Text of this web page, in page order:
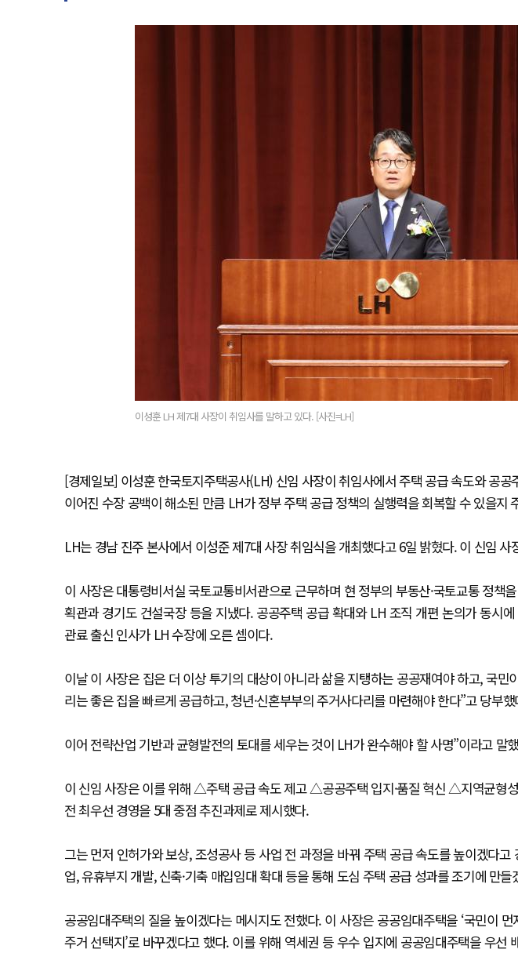
이성훈 LH 제7대 사장이 취임사를 말하고 있다. [사진=LH]
[경제일보] 이성훈 한국토지주택공사(LH) 신임 사장이 취임사에서 주택 공급 속도와 공
이어진 수장 공백이 해소된 만큼 LH가 정부 주택 공급 정책의 실행력을 회복할 수 있을지
LH는 경남 진주 본사에서 이성준 제7대 사장 취임식을 개최했다고 6일 밝혔다. 이 신임 사
이 사장은 대통령비서실 국토교통비서관으로 근무하며 현 정부의 부동산·국토교통 정책
획관과 경기도 건설국장 등을 지냈다. 공공주택 공급 확대와 LH 조직 개편 논의가 동시
관료 출신 인사가 LH 수장에 오른 셈이다.
이날 이 사장은 집은 더 이상 투기의 대상이 아니라 삶을 지탱하는 공공재여야 하고, 국민
리는 좋은 집을 빠르게 공급하고, 청년·신혼부부의 주거사다리를 마련해야 한다”고 당부했
이어 전략산업 기반과 균형발전의 토대를 세우는 것이 LH가 완수해야 할 사명”이라고 말
이 신임 사장은 이를 위해 △주택 공급 속도 제고 △공공주택 입지·품질 혁신 △지역균형
전 최우선 경영을 5대 중점 추진과제로 제시했다.
그는 먼저 인허가와 보상, 조성공사 등 사업 전 과정을 바꿔 주택 공급 속도를 높이겠다
업, 유휴부지 개발, 신축·기축 매입임대 확대 등을 통해 도심 주택 공급 성과를 조기에 만
공공임대주택의 질을 높이겠다는 메시지도 전했다. 이 사장은 공공임대주택을 ‘국민이 먼
주거 선택지’로 바꾸겠다고 했다. 이를 위해 역세권 등 우수 입지에 공공임대주택을 우선